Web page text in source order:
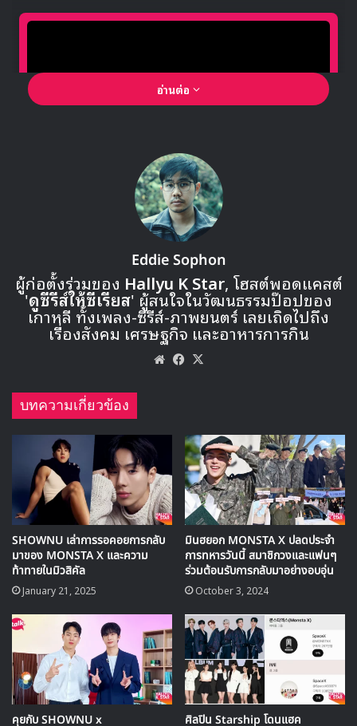
🎙GYUBIN ปลื้มเมืองไทยขนาดไหน? ถึงกลับมาถ่าย
MV เพลงใหม่ LIKE U 100 ที่กรุงเทพ
▶ คลิกดูสัมภาษณ์พิเศษ
อ่านต่อ
Eddie Sophon
ผู้ก่อตั้งร่วมของ Hallyu K Star, โฮสต์พอดแคสต์
'ดูซีรีส์ให้ซีเรียส' ผู้สนใจในวัฒนธรรมป๊อปของ
เกาหลี ทั้งเพลง-ซีรีส์-ภาพยนตร์ เลยเถิดไปถึง
เรื่องสังคม เศรษฐกิจ และอาหารการกิน
WebsiteFacebook
บทความเกี่ยวข้อง
SHOWNU เล่าการรอคอยการกลับ
มาของ MONSTA X และความ
ท้าทายในมิวสิคัล
January 21, 2025
มินฮยอก MONSTA X ปลดประจำ
การทหารวันนี้ สมาชิกวงและแฟนๆ
ร่วมต้อนรับการกลับมาอย่างอบอุ่น
October 3, 2024
คุยกับ SHOWNU x ศิลปิน Starship โดนแฮค